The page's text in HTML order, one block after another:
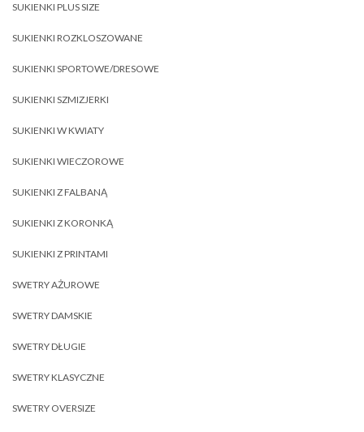
SUKIENKI PLUS SIZE
SUKIENKI ROZKLOSZOWANE
SUKIENKI SPORTOWE/DRESOWE
SUKIENKI SZMIZJERKI
SUKIENKI W KWIATY
SUKIENKI WIECZOROWE
SUKIENKI Z FALBANĄ
SUKIENKI Z KORONKĄ
SUKIENKI Z PRINTAMI
SWETRY AŻUROWE
SWETRY DAMSKIE
SWETRY DŁUGIE
SWETRY KLASYCZNE
SWETRY OVERSIZE